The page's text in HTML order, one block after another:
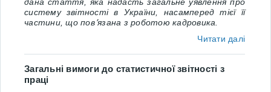
систему звітності в України, насамперед тієї її
частини, що пов՚язана з роботою кадровика.
Читати далі
Загальні вимоги до статистичної звітності з
праці